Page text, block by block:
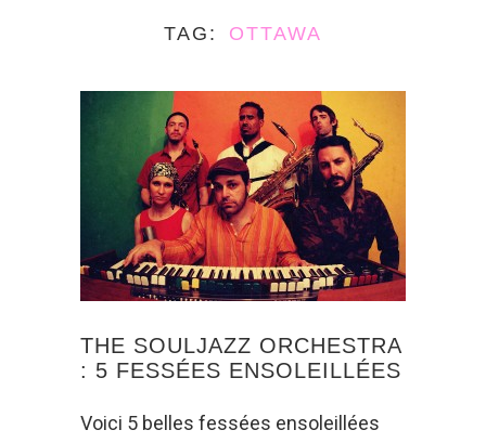
TAG OTTAWA
THE SOULJAZZ ORCHESTRA
: 5 FESSÉES ENSOLEILLÉES
Voici 5 belles fessées ensoleillées